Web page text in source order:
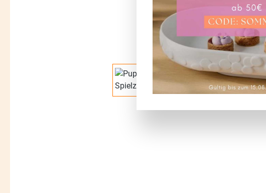
Bildergalerie überspringen